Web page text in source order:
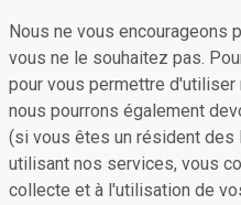
Nous ne vous encourageons
vous ne le souhaitez pas.
pour vous permettre
nous pourrons également
(si vous êtes un résident des
utilisant nos services, vous
collecte et à l'utilisation de